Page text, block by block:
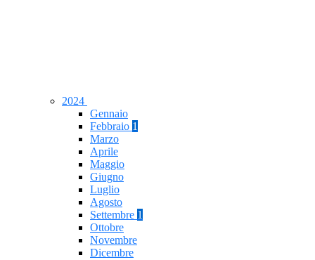
2024
Gennaio
Febbraio 1
Marzo
Aprile
Maggio
Giugno
Luglio
Agosto
Settembre 1
Ottobre
Novembre
Dicembre